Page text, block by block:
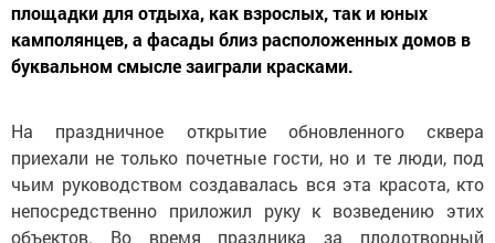
площадки для отдыха, как взрослых, так и юных
камполянцев, а фасады близ расположенных домов в
буквальном смысле заиграли красками.
На праздничное открытие обновленного сквера
приехали не только почетные гости, но и те люди, под
чьим руководством создавалась вся эта красота, кто
непосредственно приложил руку к возведению этих
объектов. Во время праздника за плодотворный